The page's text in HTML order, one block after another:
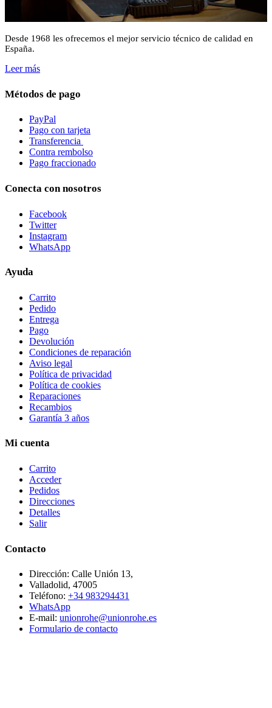
Desde 1968 les ofrecemos el mejor servicio técnico de calidad en
España.
Leer más
Métodos de pago
PayPal
Pago con tarjeta
Transferencia
Contra rembolso
Pago fraccionado
Conecta con nosotros
Facebook
Twitter
Instagram
WhatsApp
Ayuda
Carrito
Pedido
Entrega
Pago
Devolución
Condiciones de reparación
Aviso legal
Política de privacidad
Política de cookies
Reparaciones
Recambios
Garantía 3 años
Mi cuenta
Carrito
Acceder
Pedidos
Direcciones
Detalles
Salir
Contacto
Dirección: Calle Unión 13,
Valladolid, 47005
Teléfono: +34 983294431
WhatsApp
E-mail: unionrohe@unionrohe.es
Formulario de contacto